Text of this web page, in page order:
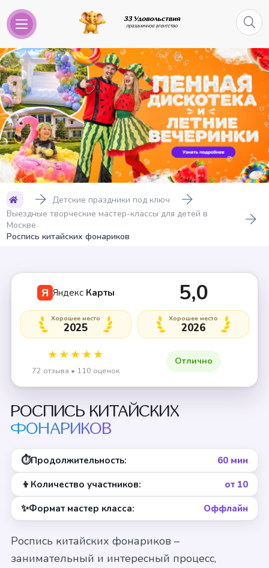
Детские праздники под ключ
Выездные творческие мастер-классы для детей в
Москве
Роспись китайских фонариков
Я Яндекс Карты 5,0
★★★★★
72 отзыва • 110 оценок
Хорошее место
2025
Хорошее место
2026
Отлично
РОСПИСЬ КИТАЙСКИХ
ФОНАРИКОВ
⏱Продолжительность: 60 мин
👦 Количество участников: от 10
✨Формат мастер класса: Оффлайн
Роспись китайских фонариков –
занимательный и интересный процесс,